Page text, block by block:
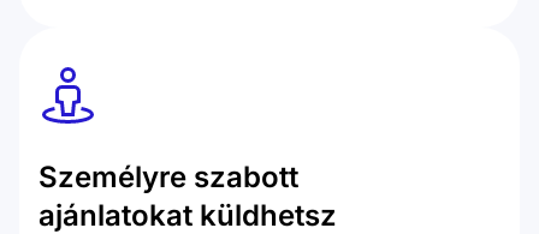
Személyre szabott
ajánlatokat küldhetsz